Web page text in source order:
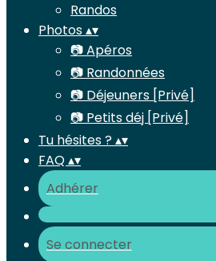
Randos
Photos▴▾
📷 Apéros
📷 Randonnées
📷 Déjeuners [Privé]
📷 Petits déj [Privé]
Tu hésites ?▴▾
FAQ▴▾
Adhérer
Se connecter